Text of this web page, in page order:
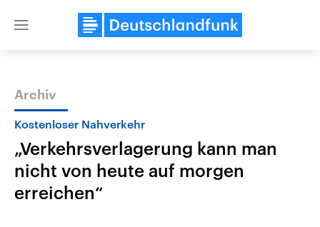
Close
Themen
Archiv
Kostenloser Nahverkehr
„Verkehrsverlagerung kann man
nicht von heute auf morgen
erreichen“